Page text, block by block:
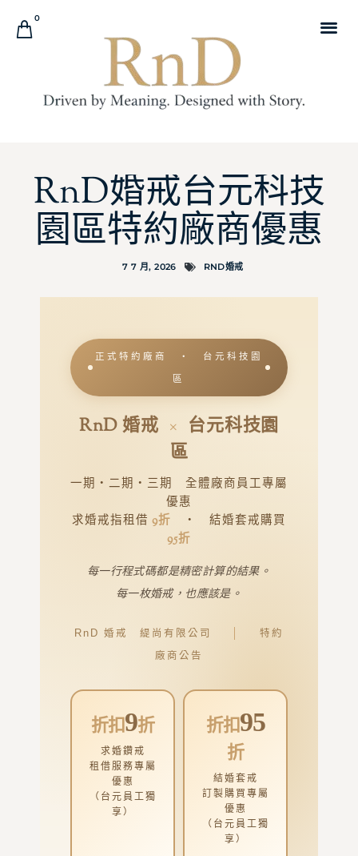
0
RnD婚戒台元科技
園區特約廠商優惠
7 7 月, 2026 RND婚戒
正式特約廠商 ・ 台元科技園
區
RnD 婚戒 × 台元科技園
區
一期・二期・三期 全體廠商員工專屬
優惠
求婚戒指租借 9折 ・ 結婚套戒購買
95折
每一行程式碼都是精密計算的結果。
每一枚婚戒，也應該是。
RnD 婚戒 緹尚有限公司
特約
廠商公告
折扣9折
求婚鑽戒
租借服務專屬
優惠
（台元員工獨
享）
折扣95
折
結婚套戒
訂製購買專屬
優惠
（台元員工獨
享）